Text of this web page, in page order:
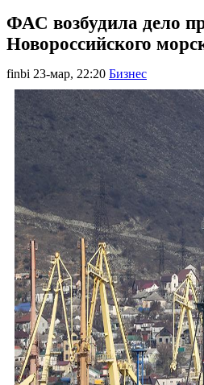
ФАС возбудила дело
Новороссийского
finbi 23-мар, 22:20 Бизнес